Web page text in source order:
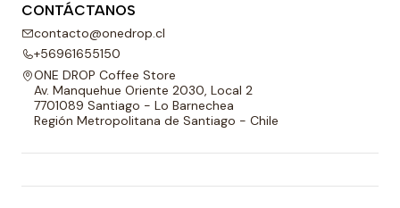
CONTÁCTANOS
contacto@onedrop.cl
+56961655150
ONE DROP Coffee Store
Av. Manquehue Oriente 2030, Local 2
7701089 Santiago - Lo Barnechea
Región Metropolitana de Santiago - Chile